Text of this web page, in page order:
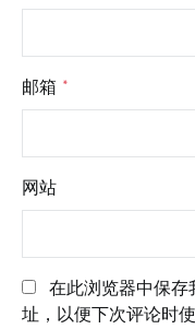
邮箱 *
网站
在此浏览器中保
址，以便下次评论时使